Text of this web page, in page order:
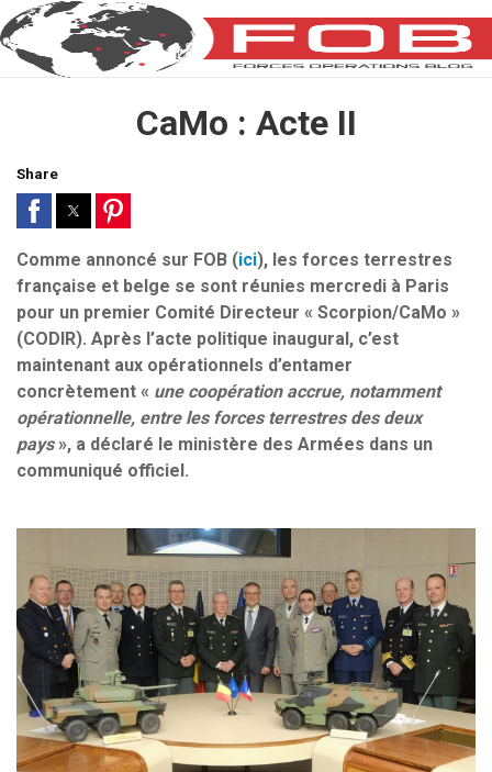
CaMo : Acte II
Share
Comme annoncé sur FOB (ici), les forces terrestres
française et belge se sont réunies mercredi à Paris
pour un premier Comité Directeur « Scorpion/CaMo »
(CODIR). Après l’acte politique inaugural, c’est
maintenant aux opérationnels d’entamer
concrètement « une coopération accrue, notamment
opérationnelle, entre les forces terrestres des deux
pays», a déclaré le ministère des Armées dans un
communiqué officiel.